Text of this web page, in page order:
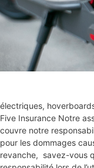
électriques,
Five Insurance Notre
couvre notre
pour les dommages
revanche, savez-vous